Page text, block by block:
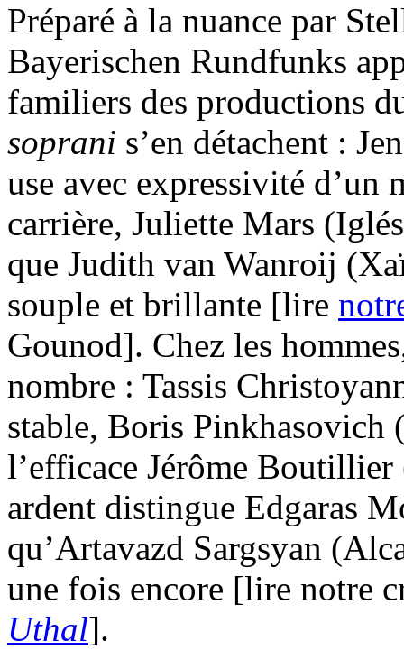
Préparé à la nuance par
Bayerischen Rundfunks
familiers des productions
soprani s’en détachent :
use avec expressivité d’un
carrière, Juliette Mars
que Judith van Wanroij
souple et brillante [lire
Gounod]. Chez les
nombre : Tassis
stable, Boris Pinkhasovich
l’efficace Jérôme
ardent distingue Edgaras
qu’Artavazd Sargsyan
une fois encore [lire notre
Uthal].